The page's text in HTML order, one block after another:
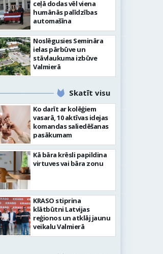
ceļā dodas vēl viena
humānās palīdzības
automašīna
Noslēgusies Semināra
ielas pārbūve un
stāvlaukuma izbūve
Valmierā
Skatīt visu
Ko darīt ar kolēģiem
vasarā, 10 aktīvas idejas
komandas saliedēšanas
pasākumam
Kā bāra krēsli papildina
virtuves vai bāra zonu
KRASO stiprina
klātbūtni Latvijas
reģionos un atklāj jaunu
veikalu Valmierā